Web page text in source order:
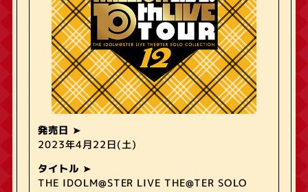
発売日
2023年4月22日(土)
タイトル
THE IDOLM@STER LIVE THE@TER SOLO